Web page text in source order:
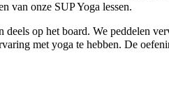
van onze SUP Yoga lessen.
deels op het board. We peddelen
met yoga te hebben. De